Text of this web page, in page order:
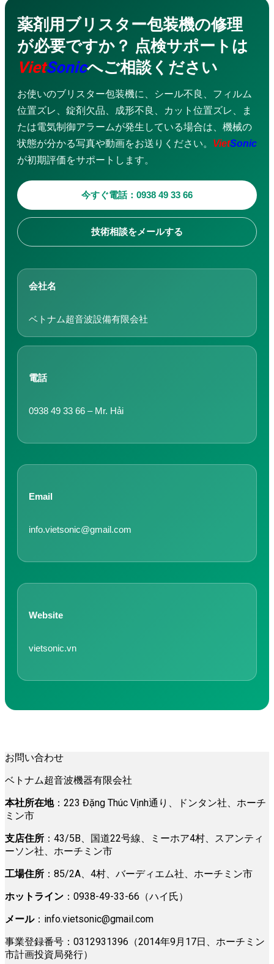
薬剤用ブリスター包装機の修理
が必要ですか？ 点検サポートは
VietSonicへご相談ください
お使いのブリスター包装機に、シール不良、フィルム
位置ズレ、錠剤欠品、成形不良、カット位置ズレ、ま
たは電気制御アラームが発生している場合は、機械の
状態が分かる写真や動画をお送りください。 VietSonic
が初期評価をサポートします。
今すぐ電話：0938 49 33 66
技術相談をメールする
会社名
ベトナム超音波設備有限会社
電話
0938 49 33 66 – Mr. Hải
Email
info.vietsonic@gmail.com
Website
vietsonic.vn
お問い合わせ
ベトナム超音波機器有限会社
本社所在地：223 Đặng Thúc Vịnh通り、ドンタン社、ホーチ
ミン市
支店住所 ：43/5B、国道22号線、ミーホア4村、スアンティ
ーソン社、ホーチミン市
工場住所 ：85/2A、4村、バーディエム社、ホーチミン市
ホットライン ：0938-49-33-66（ハイ氏）
メール： info.vietsonic@gmail.com
事業登録番号：0312931396（2014年9月17日、ホーチミン
市計画投資局発行）